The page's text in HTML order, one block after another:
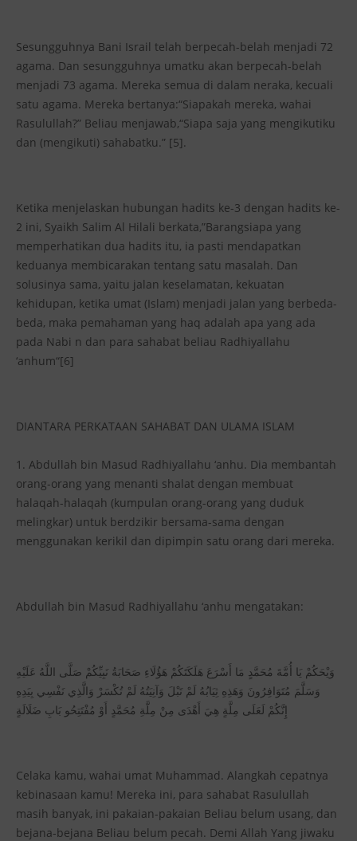
Sesungguhnya Bani Israil telah berpecah-belah menjadi 72
agama. Dan sesungguhnya umatku akan berpecah-belah
menjadi 73 agama. Mereka semua di dalam neraka, kecuali
satu agama. Mereka bertanya:“Siapakah mereka, wahai
Rasulullah?” Beliau menjawab,“Siapa saja yang mengikutiku
dan (mengikuti) sahabatku.” [5].
Ketika menjelaskan hubungan hadits ke-3 dengan hadits ke-
2 ini, Syaikh Salim Al Hilali berkata,”Barangsiapa yang
memperhatikan dua hadits itu, ia pasti mendapatkan
keduanya membicarakan tentang satu masalah. Dan
solusinya sama, yaitu jalan keselamatan, kekuatan
kehidupan, ketika umat (Islam) menjadi jalan yang berbeda-
beda, maka pemahaman yang haq adalah apa yang ada
pada Nabi n dan para sahabat beliau Radhiyallahu
‘anhum“[6]
DIANTARA PERKATAAN SAHABAT DAN ULAMA ISLAM
1. Abdullah bin Masud Radhiyallahu ‘anhu. Dia membantah
orang-orang yang menanti shalat dengan membuat
halaqah-halaqah (kumpulan orang-orang yang duduk
melingkar) untuk berdzikir bersama-sama dengan
menggunakan kerikil dan dipimpin satu orang dari mereka.
Abdullah bin Masud Radhiyallahu ‘anhu mengatakan:
وَيْحَكُمْ يَا أُمَّةَ مُحَمَّدٍ مَا أَسْرَعَ هَلَكَتَكُمْ هَؤُلَاءِ صَحَابَةُ نَبِيِّكُمْ صَلَّى اللَّهُ عَلَيْهِ
وَسَلَّمَ مُتَوَافِرُونَ وَهَذِهِ ثِيَابُهُ لَمْ تَبْلَ وَآنِيَتُهُ لَمْ تُكْسَرْ وَالَّذِي نَفْسِي بِيَدِهِ
إِنَّكُمْ لَعَلَى مِلَّةٍ هِيَ أَهْدَى مِنْ مِلَّةِ مُحَمَّدٍ أَوْ مُفْتَتِحُو بَابِ ضَلَالَةٍ
Celaka kamu, wahai umat Muhammad. Alangkah cepatnya
kebinasaan kamu! Mereka ini, para sahabat Rasulullah
masih banyak, ini pakaian-pakaian Beliau belum usang, dan
bejana-bejana Beliau belum pecah. Demi Allah Yang jiwaku